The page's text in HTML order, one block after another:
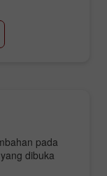
pada
dibuka